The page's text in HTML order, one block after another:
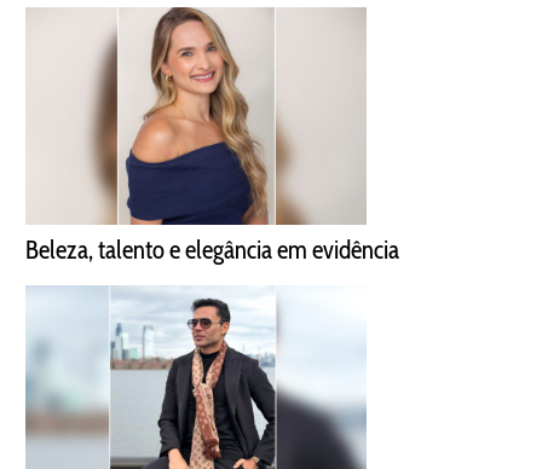
Beleza, talento e elegância em evidência